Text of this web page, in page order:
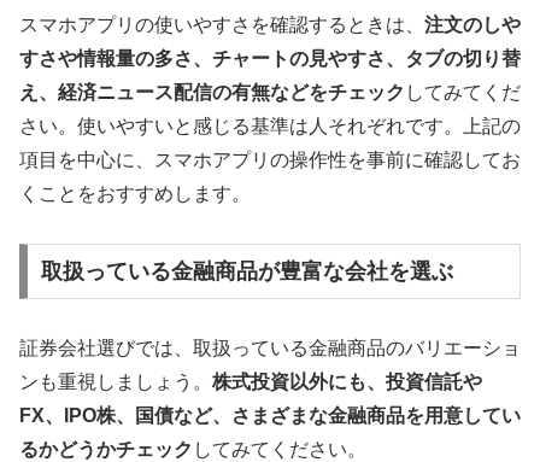
スマホアプリの使いやすさを確認するときは、 注文のしや
すさや情報量の多さ、チャートの見やすさ、タブの切り替
え、経済ニュース配信の有無などをチェック してみてくだ
さい。使いやすいと感じる基準は人それぞれです。上記の
項目を中心に、スマホアプリの操作性を事前に確認してお
くことをおすすめします。
取扱っている金融商品が豊富な会社を選ぶ
証券会社選びでは、取扱っている金融商品のバリエーショ
ンも重視しましょう。 株式投資以外にも、投資信託や
FX、IPO株、国債など、さまざまな金融商品を用意してい
るかどうかチェック してみてください。